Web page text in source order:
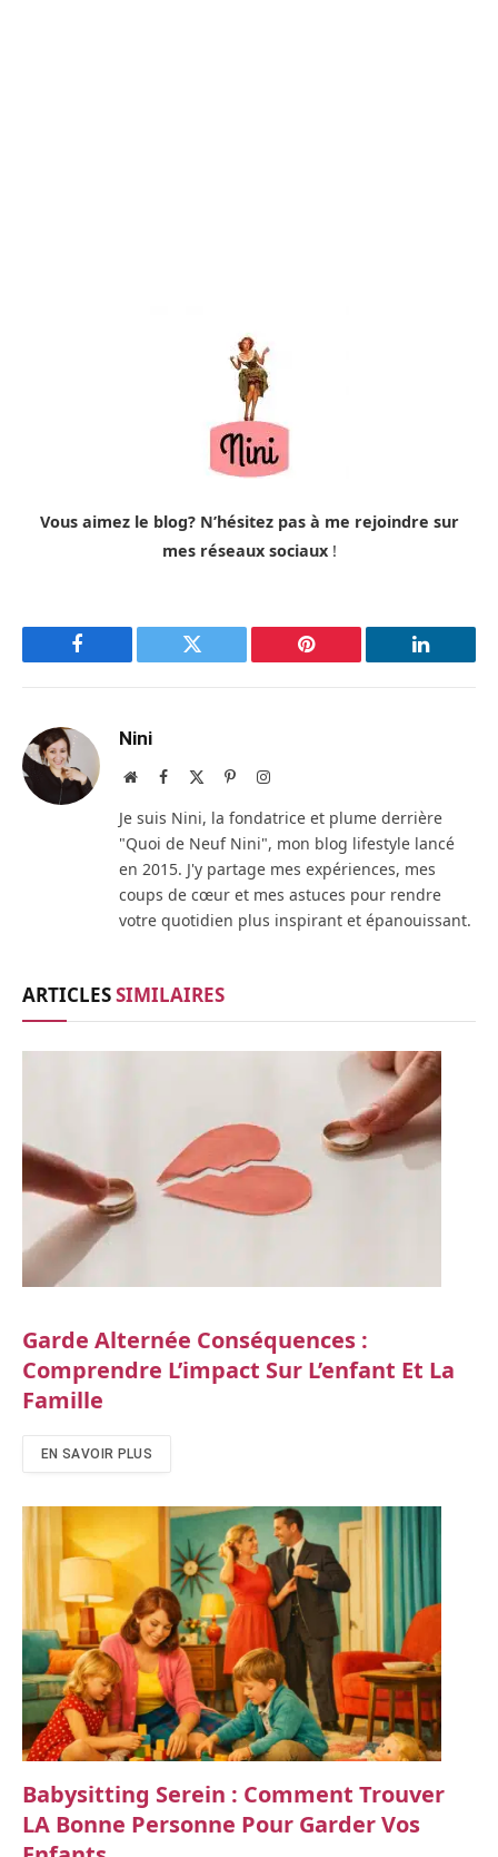
Vous aimez le blog? N’hésitez pas à me rejoindre sur
mes réseaux sociaux !
Facebook Twitter Pinterest LinkedIn
Nini
Site Facebook PinterestInstagram
Je suis Nini, la fondatrice et plume derrière
"Quoi de Neuf Nini", mon blog lifestyle lancé
en 2015. J'y partage mes expériences, mes
coups de cœur et mes astuces pour rendre
votre quotidien plus inspirant et épanouissant.
ARTICLESSIMILAIRES
Garde Alternée Conséquences :
Comprendre L’impact Sur L’enfant Et La
Famille
EN SAVOIR PLUS
Babysitting Serein : Comment Trouver
LA Bonne Personne Pour Garder Vos